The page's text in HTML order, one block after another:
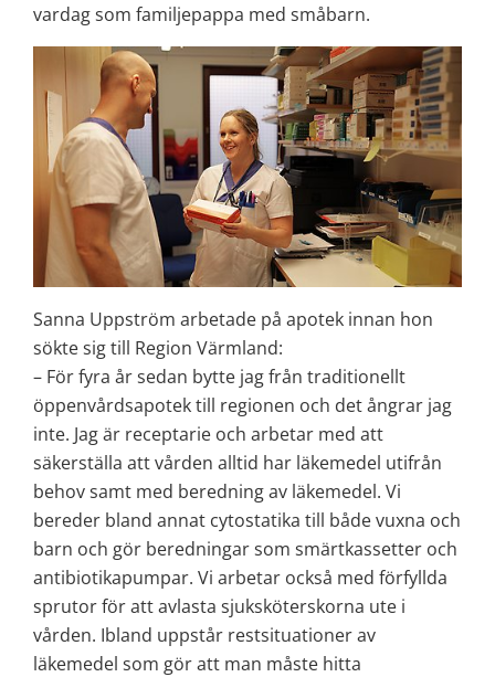
vardag som familjepappa med småbarn.
Sanna Uppström arbetade på apotek innan hon
sökte sig till Region Värmland:
– För fyra år sedan bytte jag från traditionellt
öppenvårdsapotek till regionen och det ångrar jag
inte. Jag är receptarie och arbetar med att
säkerställa att vården alltid har läkemedel utifrån
behov samt med beredning av läkemedel. Vi
bereder bland annat cytostatika till både vuxna och
barn och gör beredningar som smärtkassetter och
antibiotikapumpar. Vi arbetar också med förfyllda
sprutor för att avlasta sjuksköterskorna ute i
vården. Ibland uppstår restsituationer av
läkemedel som gör att man måste hitta